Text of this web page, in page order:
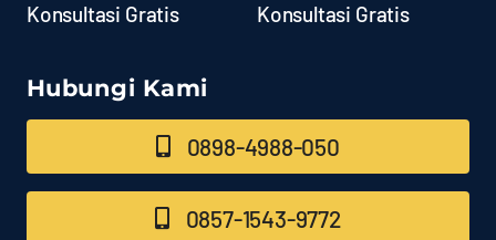
Konsultasi Gratis
Konsultasi Gratis
Hubungi Kami
0898-4988-050
0857-1543-9772